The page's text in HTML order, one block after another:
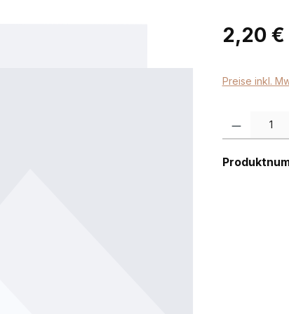
Regulärer
2,20 €
Preise inkl.
Produkt